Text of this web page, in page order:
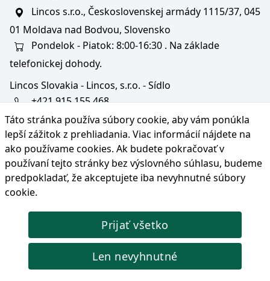
Táto stránka používa súbory cookie, aby vám ponúkla
lepší zážitok z prehliadania. Viac informácií nájdete na
ako používame cookies. Ak budete pokračovať v
používaní tejto stránky bez výslovného súhlasu, budeme
predpokladať, že akceptujete iba nevyhnutné súbory
cookie.
Prijať všetko
Len nevyhnutné
Lincos s.r.o., Československej armády 1115/37, 045
01 Moldava nad Bodvou, Slovensko
Pondelok - Piatok: 8:00-16:30 . Na základe
telefonickej dohody.
Lincos Slovakia - Lincos, s.r.o. - Sídlo
+421 915 155 468
+36/30 343 6714
bratislava@lincos.sk
Lincos s.r.o., Rustaveliho 4, 831 06 Bratislava - m. č.
Rača, Slovensko
Iba sídlo firmy
© Copyright 2026 Lincos s.r.o., všetky práva vyhradené.